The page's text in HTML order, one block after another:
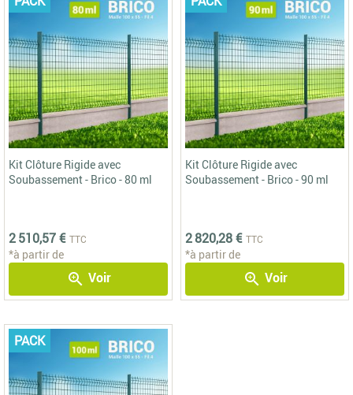
Kit Clôture Rigide avec
Soubassement - Brico - 80 ml
2 510,57 € TTC
*à partir de
zoom_in Voir
Kit Clôture Rigide avec
Soubassement - Brico - 90 ml
2 820,28 € TTC
*à partir de
zoom_in Voir
PACK